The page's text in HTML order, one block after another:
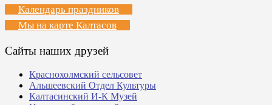
Календарь праздников
Мы на карте Калтасов
Сайты наших друзей
Краснохолмский сельсовет
Альшеевский Отдел Культуры
Калтасинский И-К Музей